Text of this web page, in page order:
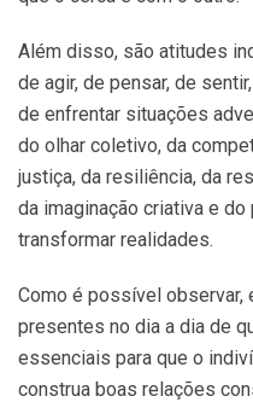
Além disso, são atitudes
de agir, de pensar, de
de enfrentar situações
do olhar coletivo, da
justiça, da resiliência, da
da imaginação criativa e
transformar realidades.
Como é possível
presentes no dia a dia de
essenciais para que o
construa boas relações